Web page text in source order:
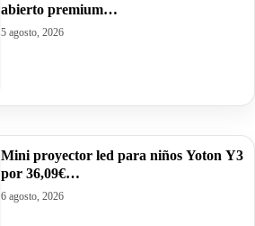
abierto premium…
5 agosto, 2026
Mini proyector led para niños Yoton Y3
por 36,09€…
6 agosto, 2026